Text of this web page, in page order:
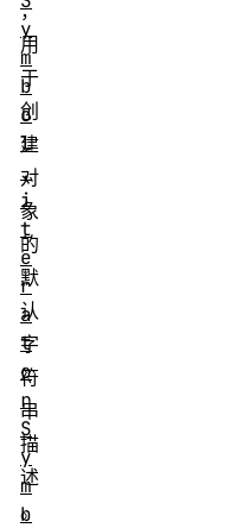
，
用
于
创
建
对
象
的
默
认
字
符
串
描
述
。
y
m
b
o
l
.
i
t
e
r
a
t
o
r
S
y
m
b